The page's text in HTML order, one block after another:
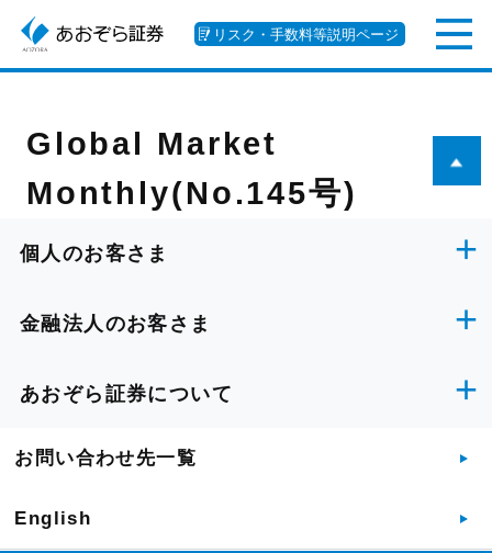
リスク・手数料等説明ページ
Global Market
Monthly(No.145号)
個人のお客さま
金融法人のお客さま
あおぞら証券について
お問い合わせ先一覧
English